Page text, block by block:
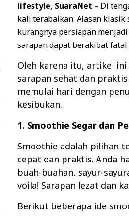
lifestyle, SuaraNet – Di
kali terabaikan. Alasan
kurangnya persiapan
sarapan dapat berakibat
Oleh karena itu, artikel
sarapan sehat dan
memulai hari dengan
kesibukan.
1. Smoothie Segar dan
Smoothie adalah pilihan
cepat dan praktis. Anda
buah-buahan, sayur-
voila! Sarapan lezat dan
Berikut beberapa ide